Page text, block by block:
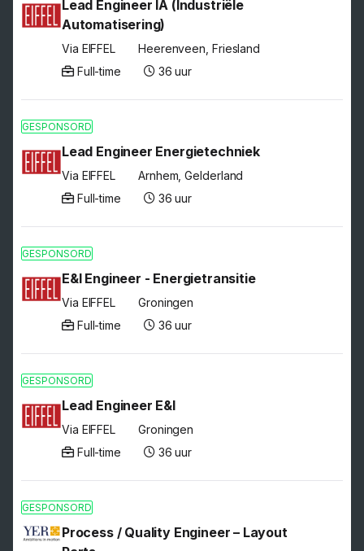
Lead Engineer IA (Industriële
Automatisering)
Via EIFFEL
Heerenveen, Friesland
Full-time
36 uur
GESPONSORD
Lead Engineer Energietechniek
Via EIFFEL
Arnhem, Gelderland
Full-time
36 uur
GESPONSORD
E&I Engineer - Energietransitie
Via EIFFEL
Groningen
Full-time
36 uur
GESPONSORD
Lead Engineer E&I
Via EIFFEL
Groningen
Full-time
36 uur
GESPONSORD
Process / Quality Engineer – Layout